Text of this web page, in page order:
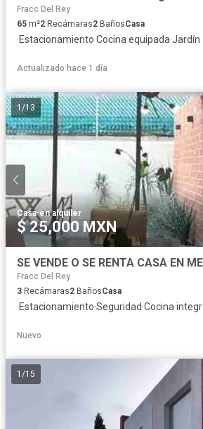
Fracc Del Rey
65 m²2 Recámaras2 BañosCasa
·Estacionamiento·Cocina equipada·Jardín
Actualizado hace 1 día
1/13
Casa·en alquiler
$ 25,000 MXN
SE VENDE O SE RENTA CASA EN
Fracc Del Rey
3 Recámaras2 BañosCasa
·Estacionamiento·Seguridad·Cocina
Nuevo
1 /15